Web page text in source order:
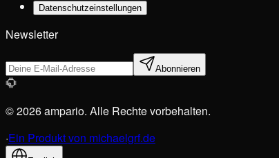
Datenschutzeinstellungen
Newsletter
Abonnieren
© 2026 ampario. Alle Rechte vorbehalten.
·Ein Produkt von michaelgrf.de